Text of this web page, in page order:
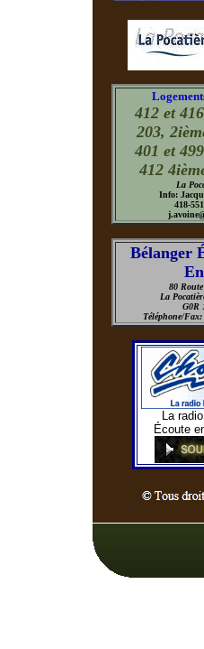
412 et
203,
401 et
412
La
Info:
418-
Bélanger
80
La
G0R
Téléphone/Fax:
La
Écoute